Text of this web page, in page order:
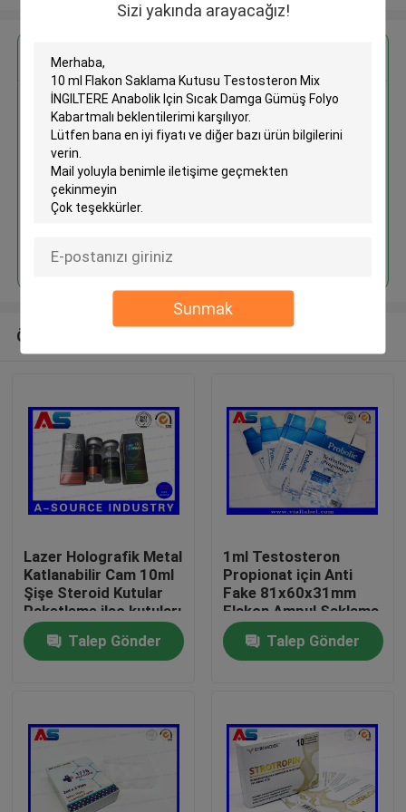
Sizi yakında arayacağız!
Sunmak
Hakkımızda
10 ml Flakon Saklama Kutusu
Testosteron Mix İNGILTERE
Gümüş Folyo Kabartmalı
Önerilen Ürünler
Lazer Holografik Metal
Katlanabilir Cam 10ml
Şişe Steroid Kutular
Paketleme ilaç kutuları
etiket
Talep Gönder
1ml Testosteron
Propionat için Anti
Fake 81x60x31mm
Flakon Ampul Saklama
Kutusu
Talep Gönder